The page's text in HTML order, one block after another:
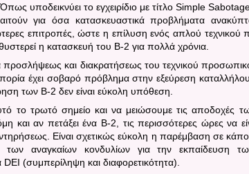
υποδεικνύει το εγχειρίδιο με τίτλοSimple
για όσα κατασκευαστικά προβλήματα
επιτροπές, ώστε η επίλυση ενός απλού τεχνικού
η κατασκευή του B-2 για πολλά χρόνια.
προσλήψεως και διακρατήσεως του τεχνικού
έχει σοβαρό πρόβλημα στην εξεύρεση
των Β-2 δεν είναι εύκολη υπόθεση.
το τρωτό σημείο και να μειώσουμε τις αποδοχές
και αν πετάξει ένα B-2, τις περισσότερες ώρες να
Είναι σχετικώς εύκολη η παρέμβαση σε
αναγκαίων κονδυλίων για την εκπαίδευση
DEI (συμπερίληψη και διαφορετικότητα).